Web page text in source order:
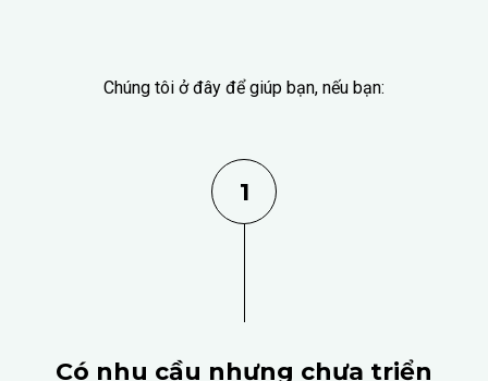
Chúng tôi ở đây để giúp bạn, nếu bạn:
1
Có nhu cầu nhưng chưa triển